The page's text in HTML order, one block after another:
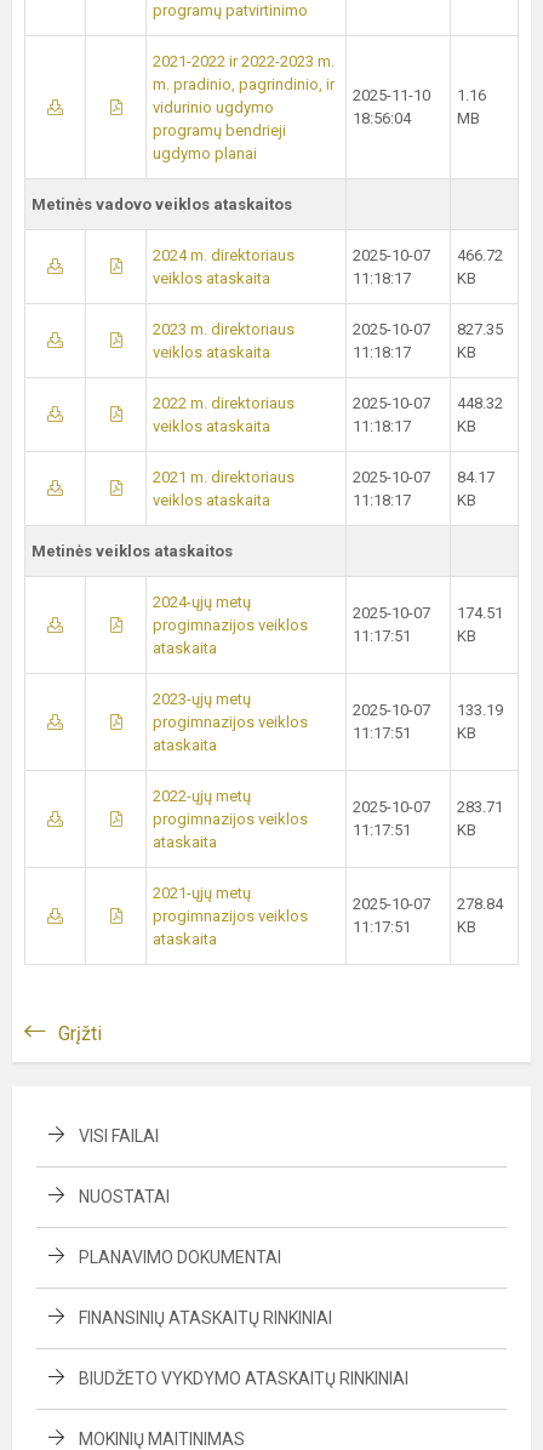
programų patvirtinimo
2021-2022 ir 2022-2023 m.
m. pradinio, pagrindinio, ir
vidurinio ugdymo
programų bendrieji
ugdymo planai
2025-11-10
18:56:04
1.16
MB
Metinės vadovo veiklos ataskaitos
2024 m. direktoriaus
veiklos ataskaita
2025-10-07
11:18:17
466.72
KB
2023 m. direktoriaus
veiklos ataskaita
2025-10-07
11:18:17
827.35
KB
2022 m. direktoriaus
veiklos ataskaita
2025-10-07
11:18:17
448.32
KB
2021 m. direktoriaus
veiklos ataskaita
2025-10-07
11:18:17
84.17
KB
Metinės veiklos ataskaitos
2024-ųjų metų
progimnazijos veiklos
ataskaita
2025-10-07
11:17:51
174.51
KB
2023-ųjų metų
progimnazijos veiklos
ataskaita
2025-10-07
11:17:51
133.19
KB
2022-ųjų metų
progimnazijos veiklos
ataskaita
2025-10-07
11:17:51
283.71
KB
2021-ųjų metų
progimnazijos veiklos
ataskaita
2025-10-07
11:17:51
278.84
KB
Grįžti
VISI FAILAI
NUOSTATAI
PLANAVIMO DOKUMENTAI
FINANSINIŲ ATASKAITŲ RINKINIAI
BIUDŽETO VYKDYMO ATASKAITŲ RINKINIAI
MOKINIŲ MAITINIMAS